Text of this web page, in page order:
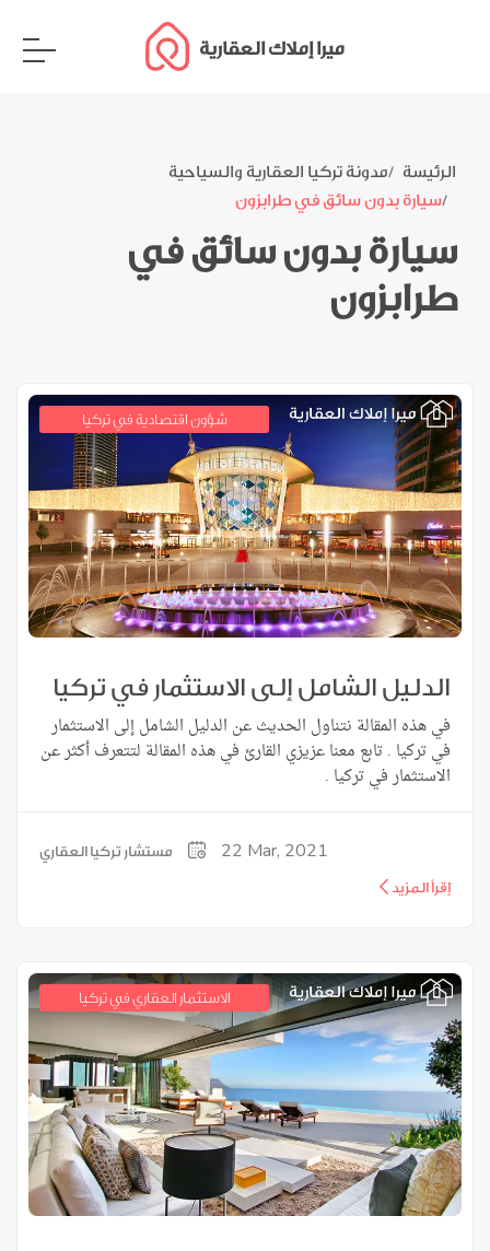
ميرا إملاك العقارية
الرئيسة
مدونة تركيا العقارية والسياحية
سيارة بدون سائق في طرابزون
سيارة بدون سائق في
طرابزون
شؤون اقتصادية في تركيا
الدليل الشامل إلى الاستثمار في تركيا
في هذه المقالة نتناول الحديث عن الدليل الشامل إلى الاستثمار
في تركيا . تابع معنا عزيزي القارئ في هذه المقالة لتتعرف أكثر عن
الاستثمار في تركيا .
مستشار تركيا العقاري 22 Mar, 2021
إقرأ المزيد
الاستثمار العقاري في تركيا